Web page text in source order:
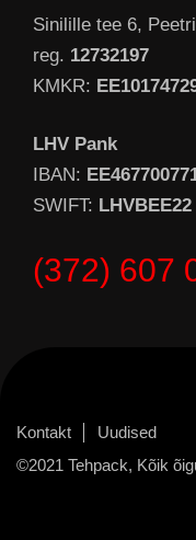
Sinilille tee 6,
reg. 12732197
KMKR:
LHV Pank
IBAN:
SWIFT: LHVBEE22
(372) 607
Kontakt
Uudised
©2021 Tehpack, Kõik